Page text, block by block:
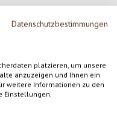
Datenschutzbestimmungen
platzieren, um unsere
anzuzeigen und Ihnen ein
weitere Informationen zu den
Einstellungen.
5 Sternen
mit anderen Kunden.